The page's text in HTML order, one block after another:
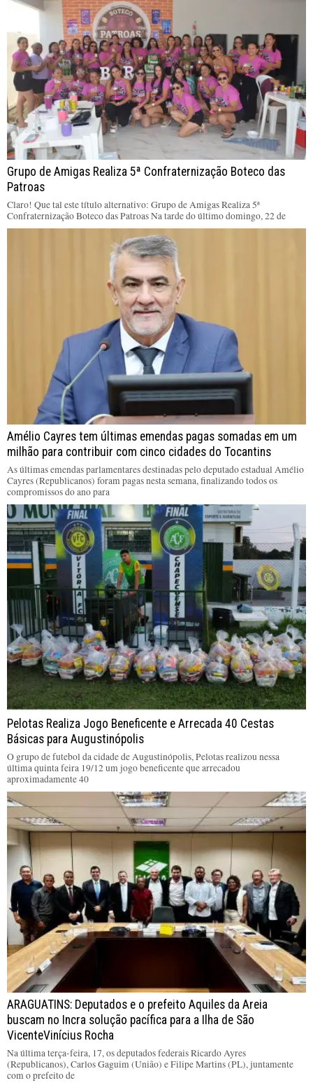
Grupo de Amigas Realiza 5ª Confraternização Boteco das
Patroas
Claro! Que tal este título alternativo: Grupo de Amigas Realiza 5ª
Confraternização Boteco das Patroas Na tarde do último domingo, 22 de
Amélio Cayres tem últimas emendas pagas somadas em um
milhão para contribuir com cinco cidades do Tocantins
As últimas emendas parlamentares destinadas pelo deputado estadual Amélio
Cayres (Republicanos) foram pagas nesta semana, finalizando todos os
compromissos do ano para
Pelotas Realiza Jogo Beneficente e Arrecada 40 Cestas
Básicas para Augustinópolis
O grupo de futebol da cidade de Augustinópolis, Pelotas realizou nessa
última quinta feira 19/12 um jogo beneficente que arrecadou
aproximadamente 40
ARAGUATINS: Deputados e o prefeito Aquiles da Areia
buscam no Incra solução pacífica para a Ilha de São
VicenteVinícius Rocha
Na última terça-feira, 17, os deputados federais Ricardo Ayres
(Republicanos), Carlos Gaguim (União) e Filipe Martins (PL), juntamente
com o prefeito de